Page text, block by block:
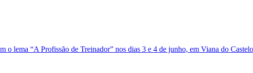
o lema “A Profissão de Treinador” nos dias 3 e 4 de junho, em Viana do